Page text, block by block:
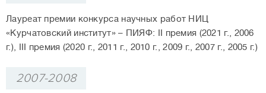
Лауреат премии конкурса научных работ НИЦ
«Курчатовский институт» – ПИЯФ: II премия (2021 г., 2006
г.), III премия (2020 г., 2011 г., 2010 г., 2009 г., 2007 г., 2005 г.)
2007-2008